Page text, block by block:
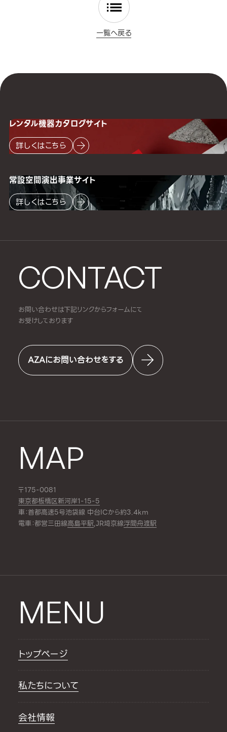
一覧へ戻る
CONTACT
お問い合わせは下記リンクからフォームにて
お受けしております
AZAにお問い合わせをする
MAP
〒175-0081
東京都板橋区新河岸1-15-5
車：首都高速5号池袋線 中台ICから約3.4km
電車：都営三田線高島平駅,JR埼京線浮間舟渡駅
レンタル機器カタログサイト
詳しくはこちら
常設空間演出事業サイト
詳しくはこちら
MENU
トップページ
私たちについて
会社情報